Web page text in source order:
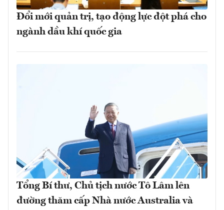
Đổi mới quản trị, tạo động lực đột phá cho
ngành dầu khí quốc gia
Tổng Bí thư, Chủ tịch nước Tô Lâm lên
đường thăm cấp Nhà nước Australia và